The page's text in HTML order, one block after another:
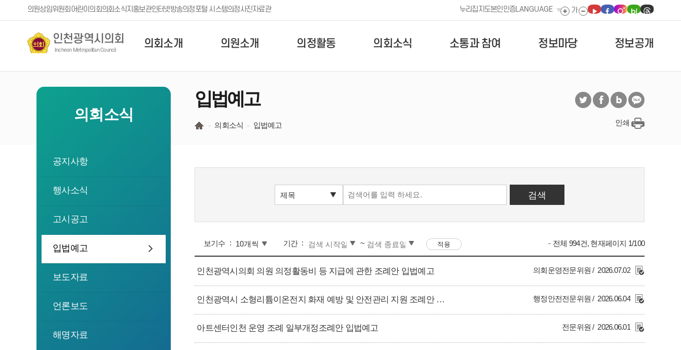
본문 바로가기
의원상임위원회어린이의회의회소식지 홍보관인터넷방송의정포털 시스템의정사진자료관 누리집지도본인인증LANGUAGE
인천광역시의회
Incheon Metropolitan Council
의회소개 의원소개 의정활동 의회소식 소통과 참여 정보마당 정보공개
의회소식
공지사항
행사소식
고시공고
입법예고
보도자료
언론보도
해명자료
입법예고
의회소식 입법예고 인쇄
보기수 기간 ~ 전체 994건, 현재페이지 1/100
인천광역시의회 의원 의정활동비 등 지급에 관한 조례안 입법예고 의회운영전문위원 2026.07.02
인천광역시 소형리튬이온전지 화재 예방 및 안전관리 지원 조례안 입법예고 행정안전전문위원 2026.06.04
아트센터인천 운영 조례 일부개정조례안 입법예고 전문위원 2026.06.01